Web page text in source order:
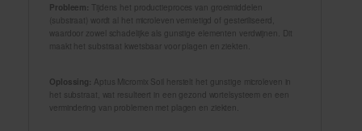
Probleem: Tijdens het productieproces van groeimiddelen
(substraat) wordt al het microleven vernietigd of gesteriliseerd,
waardoor zowel schadelijke als gunstige elementen verdwijnen. Dit
maakt het substraat kwetsbaar voor plagen en ziekten.
Oplossing: Aptus Micromix Soil herstelt het gunstige microleven in
het substraat, wat resulteert in een gezond wortelsysteem en een
vermindering van problemen met plagen en ziekten.